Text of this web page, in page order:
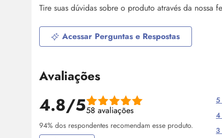
Tire suas dúvidas sobre o produto através da nossa
Acessar Perguntas e Respostas
Avaliações
4.8/558 avaliações
94% dos respondentes recomendam esse produto.
5
4
3